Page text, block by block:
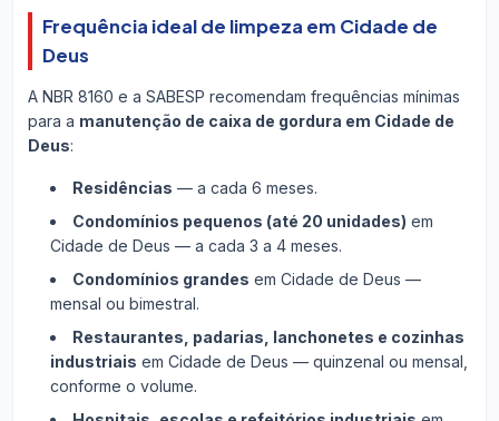
Frequência ideal de limpeza em Cidade de
Deus
A NBR 8160 e a SABESP recomendam frequências mínimas
para a manutenção de caixa de gordura em Cidade de
Deus:
Residências — a cada 6 meses.
Condomínios pequenos (até 20 unidades) em
Cidade de Deus — a cada 3 a 4 meses.
Condomínios grandes em Cidade de Deus —
mensal ou bimestral.
Restaurantes, padarias, lanchonetes e cozinhas
industriais em Cidade de Deus — quinzenal ou mensal,
conforme o volume.